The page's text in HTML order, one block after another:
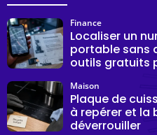
Localiser un
portable sans
outils gratuits
Finance
Plaque de
à repérer et la
déverrouiller
Maison